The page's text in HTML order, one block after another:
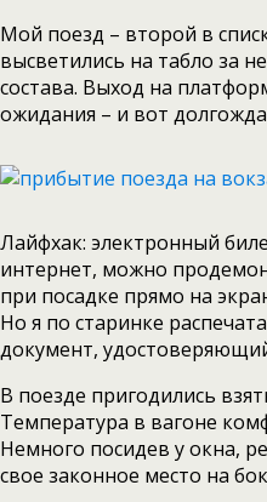
Мой поезд – второй в
высветились на табло за
состава. Выход на
ожидания – и вот
Лайфхак: электронный
интернет, можно
при посадке прямо на
Но я по старинке
документ,
В поезде пригодились
Температура в вагоне
Немного посидев у окна,
свое законное место на